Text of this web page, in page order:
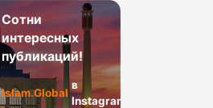
Сотни
интересных
публикаций!
Islam.Global
в
Instagram